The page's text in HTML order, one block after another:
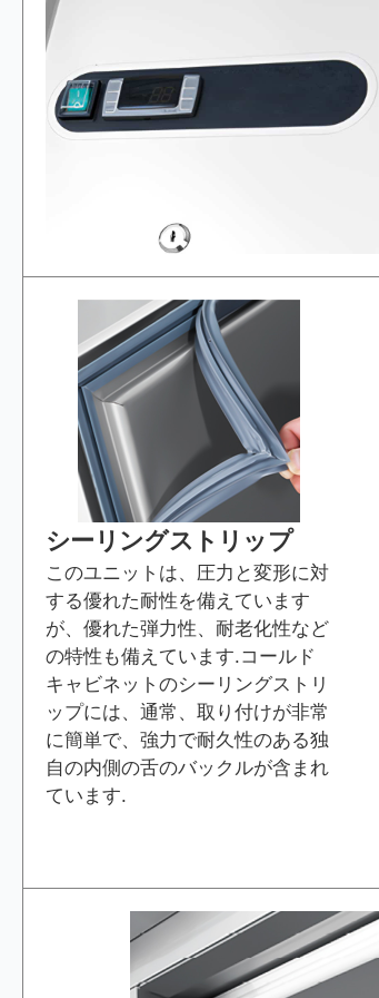
シーリングストリップ
このユニットは、圧力と変形に対
する優れた耐性を備えています
が、優れた弾力性、耐老化性など
の特性も備えています.コールド
キャビネットのシーリングストリ
ップには、通常、取り付けが非常
に簡単で、強力で耐久性のある独
自の内側の舌のバックルが含まれ
ています.